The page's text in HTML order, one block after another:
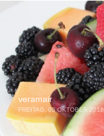
veramair
FREITAG, 05 OKTOBER 2018